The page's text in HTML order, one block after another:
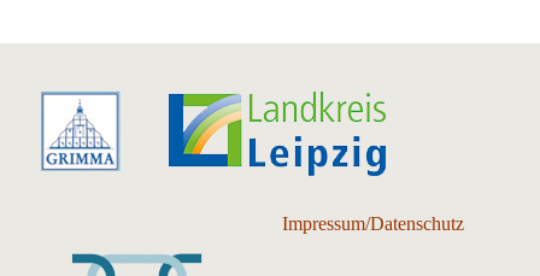
Impressum/Datenschutz